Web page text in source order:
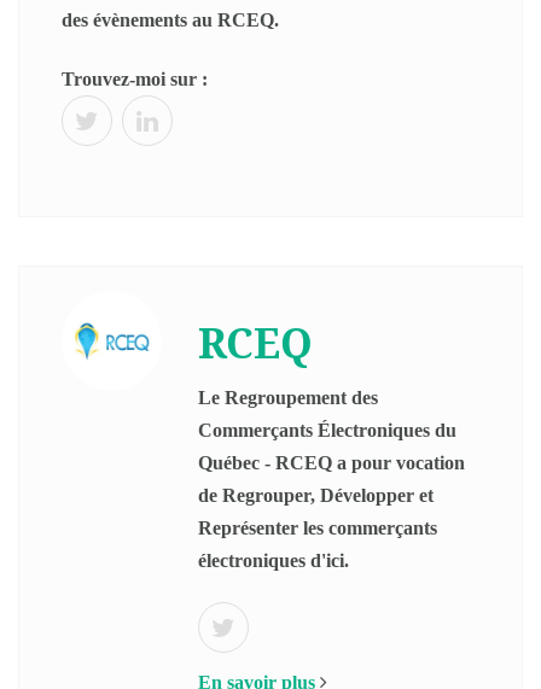
des évènements au RCEQ.
Trouvez-moi sur :
RCEQ
Le Regroupement des
Commerçants Électroniques du
Québec - RCEQ a pour vocation
de Regrouper, Développer et
Représenter les commerçants
électroniques d'ici.
En savoir plus